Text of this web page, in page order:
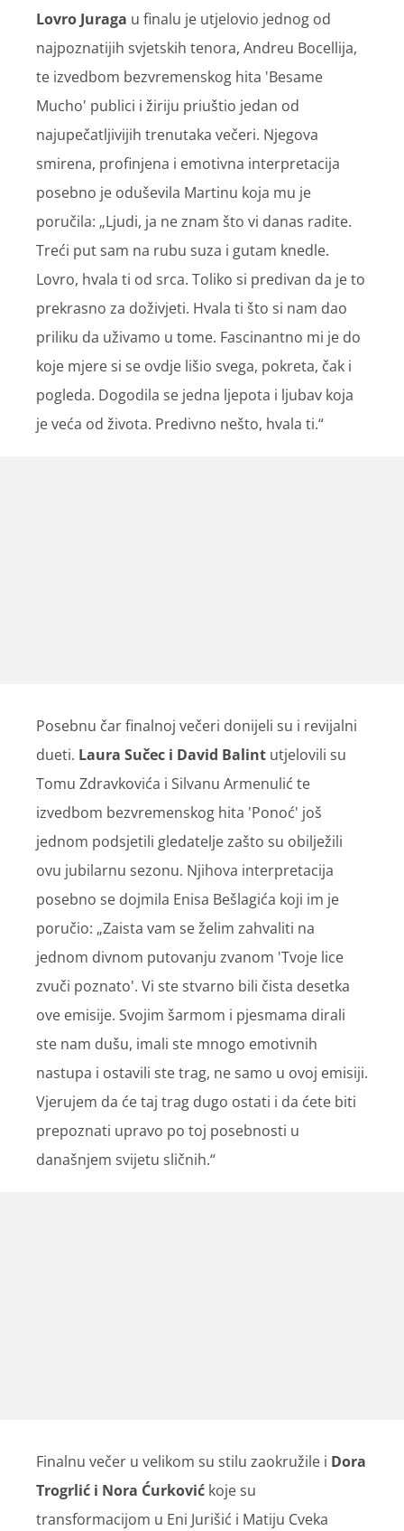
Lovro Juraga u finalu je utjelovio jednog od
najpoznatijih svjetskih tenora, Andreu Bocellija,
te izvedbom bezvremenskog hita 'Besame
Mucho' publici i žiriju priuštio jedan od
najupečatljivijih trenutaka večeri. Njegova
smirena, profinjena i emotivna interpretacija
posebno je oduševila Martinu koja mu je
poručila: „Ljudi, ja ne znam što vi danas radite.
Treći put sam na rubu suza i gutam knedle.
Lovro, hvala ti od srca. Toliko si predivan da je to
prekrasno za doživjeti. Hvala ti što si nam dao
priliku da uživamo u tome. Fascinantno mi je do
koje mjere si se ovdje lišio svega, pokreta, čak i
pogleda. Dogodila se jedna ljepota i ljubav koja
je veća od života. Predivno nešto, hvala ti.“
Posebnu čar finalnoj večeri donijeli su i revijalni
dueti. Laura Sučec i David Balint utjelovili su
Tomu Zdravkovića i Silvanu Armenulić te
izvedbom bezvremenskog hita 'Ponoć' još
jednom podsjetili gledatelje zašto su obilježili
ovu jubilarnu sezonu. Njihova interpretacija
posebno se dojmila Enisa Bešlagića koji im je
poručio: „Zaista vam se želim zahvaliti na
jednom divnom putovanju zvanom 'Tvoje lice
zvuči poznato'. Vi ste stvarno bili čista desetka
ove emisije. Svojim šarmom i pjesmama dirali
ste nam dušu, imali ste mnogo emotivnih
nastupa i ostavili ste trag, ne samo u ovoj emisiji.
Vjerujem da će taj trag dugo ostati i da ćete biti
prepoznati upravo po toj posebnosti u
današnjem svijetu sličnih.“
Finalnu večer u velikom su stilu zaokružile i Dora
Trogrlić i Nora Ćurković koje su
transformacijom u Eni Jurišić i Matiju Cveka